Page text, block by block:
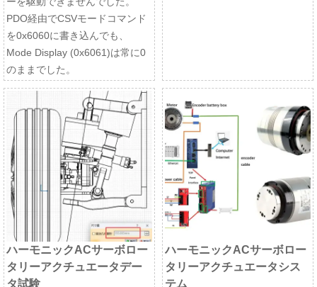
PDO経由でCSVモードコマンド
を0x6060に書き込んでも、
Mode Display (0x6061)は常に0
のままでした。
ハーモニックACサーボロー
タリーアクチュエータデー
タ試験
ハーモニックACサーボロー
タリーアクチュエータシス
テム